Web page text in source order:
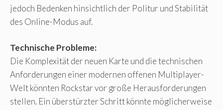
jedoch Bedenken hinsichtlich der Politur und Stabilität
des Online-Modus auf.
Technische Probleme:
Die Komplexität der neuen Karte und die technischen
Anforderungen einer modernen offenen Multiplayer-
Welt könnten Rockstar vor große Herausforderungen
stellen. Ein überstürzter Schritt könnte möglicherweise